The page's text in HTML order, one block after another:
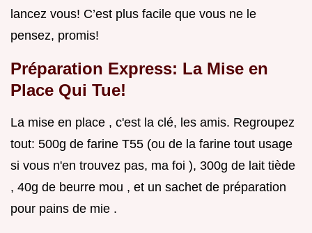
lancez vous! C’est plus facile que vous ne le
pensez, promis!
Préparation Express: La Mise en
Place Qui Tue!
La mise en place , c'est la clé, les amis. Regroupez
tout: 500g de farine T55 (ou de la farine tout usage
si vous n'en trouvez pas, ma foi ), 300g de lait tiède
, 40g de beurre mou , et un sachet de préparation
pour pains de mie .